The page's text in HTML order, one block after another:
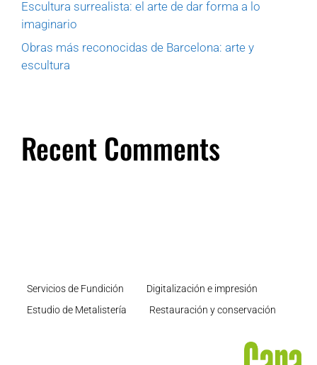
Escultura surrealista: el arte de dar forma a lo
imaginario
Obras más reconocidas de Barcelona: arte y
escultura
Recent Comments
Servicios de Fundición
Digitalización e impresión
Estudio de Metalistería
Restauración y conservación